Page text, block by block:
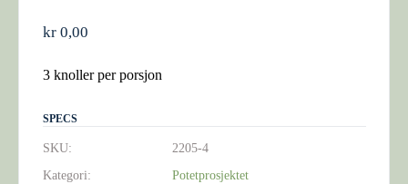
kr0,00
3 knoller per porsjon
SPECS
SKU:
2205-4
Kategori:
Potetprosjektet